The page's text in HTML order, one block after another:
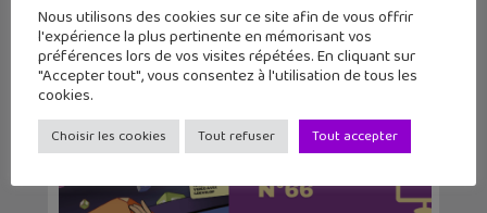
Sortie BD : Les Voyageurs de la Porte
Dorée, une h...
Nous utilisons des cookies sur ce site afin de vous offrir
l'expérience la plus pertinente en mémorisant vos
préférences lors de vos visites répétées. En cliquant sur
"Accepter tout", vous consentez à l'utilisation de tous les
cookies.
Choisir les cookies Tout refuser Tout accepter